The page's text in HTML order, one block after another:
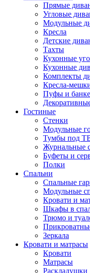
Прямые
Угловые
Модульные
Кресла
Детские
Тахты
Кухонные
Кухонные
Комплекты
Кресла-
Пуфы и
Гостиные
Стенки
Модульные
Тумбы под
Журнальные
Буфеты и
Полки
Спальни
Спальные
Модульные
Кровати и
Шкафы в
Трюмо и
Зеркала
Кровати и матрасы
Кровати
Матрасы
Раскладушки